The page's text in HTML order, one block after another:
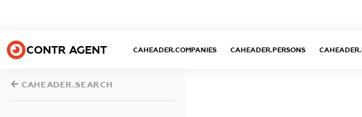
CONTR AGENT CAHEADER.COMPANIES CAHEADER.PERSONS
CAHEADER.SEARCH